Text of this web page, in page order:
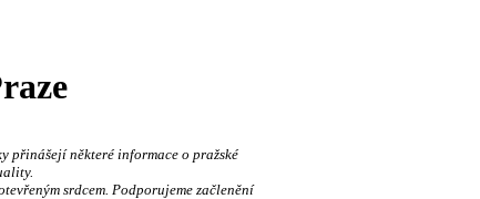
přinášejí některé informace o pražské
srdcem. Podporujeme začlenění